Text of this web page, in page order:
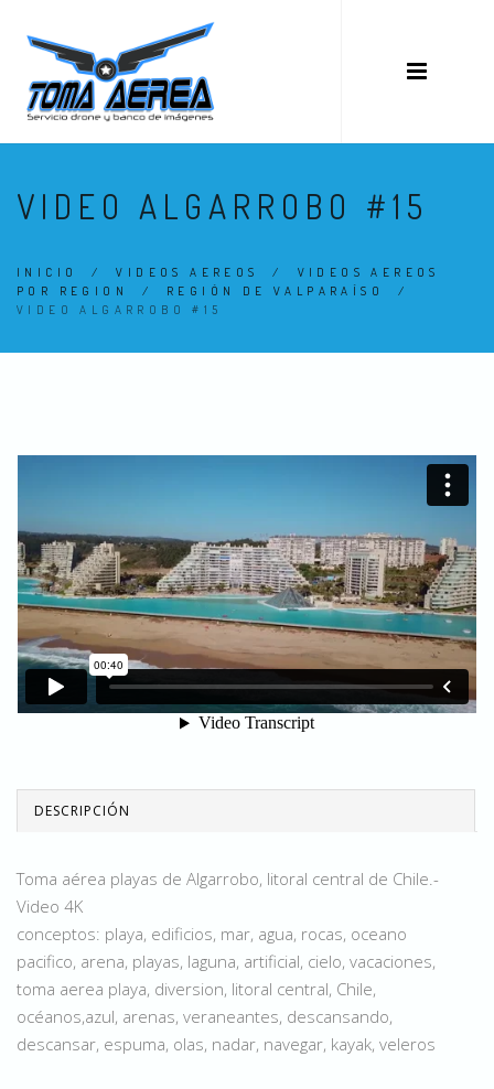
VIDEO ALGARROBO #15
INICIO /VIDEOS AEREOS / VIDEOS AEREOS
POR REGION
/ REGIÓN DE VALPARAÍSO
/
VIDEO ALGARROBO #15
DESCRIPCIÓN
Toma aérea playas de Algarrobo, litoral central de Chile.-
Video 4K
conceptos: playa, edificios, mar, agua, rocas, oceano
pacifico, arena, playas, laguna, artificial, cielo, vacaciones,
toma aerea playa, diversion, litoral central, Chile,
océanos,azul, arenas, veraneantes, descansando,
descansar, espuma, olas, nadar, navegar, kayak, veleros